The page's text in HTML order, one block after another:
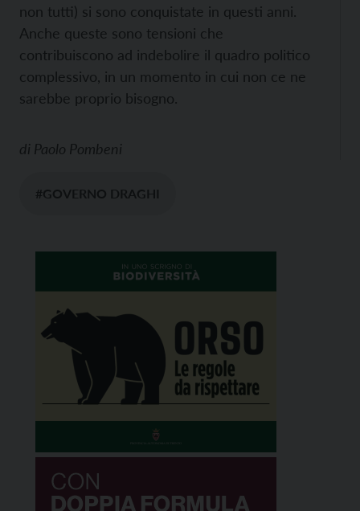
non tutti) si sono conquistate in questi anni.
Anche queste sono tensioni che
contribuiscono ad indebolire il quadro politico
complessivo, in un momento in cui non ce ne
sarebbe proprio bisogno.
di Paolo Pombeni
#GOVERNO DRAGHI